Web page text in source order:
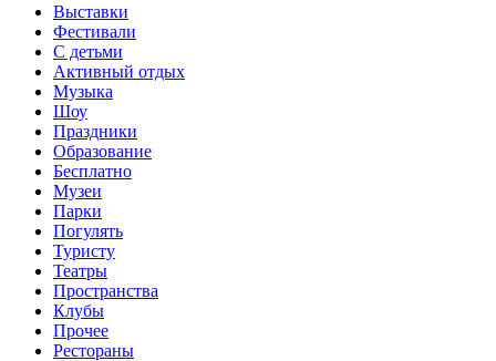
Выставки
Фестивали
С детьми
Активный отдых
Музыка
Шоу
Праздники
Образование
Бесплатно
Музеи
Парки
Погулять
Туристу
Театры
Пространства
Клубы
Прочее
Рестораны